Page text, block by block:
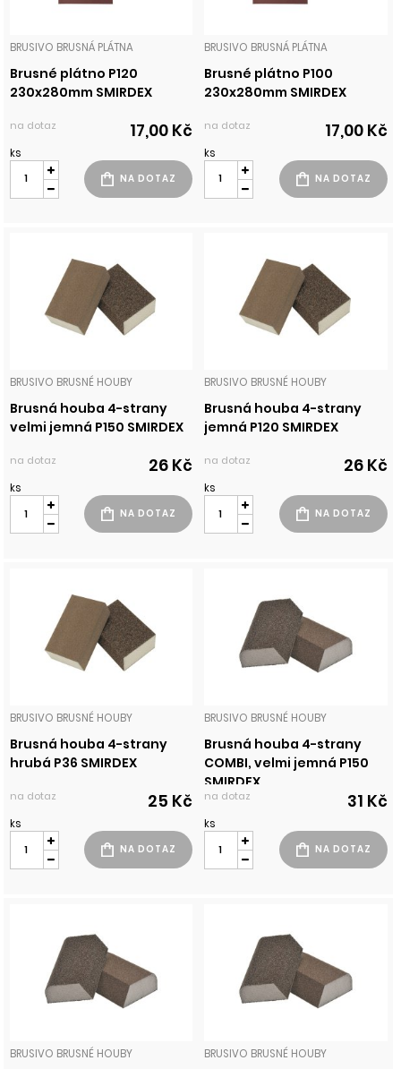
BRUSIVO BRUSNÁ PLÁTNA
Brusné plátno P120
230x280mm SMIRDEX
na dotaz 17,00 Kč
ks
BRUSIVO BRUSNÁ PLÁTNA
Brusné plátno P100
230x280mm SMIRDEX
na dotaz 17,00 Kč
ks
BRUSIVO BRUSNÉ HOUBY
Brusná houba 4-strany
velmi jemná P150 SMIRDEX
na dotaz 26 Kč
ks
BRUSIVO BRUSNÉ HOUBY
Brusná houba 4-strany
jemná P120 SMIRDEX
na dotaz 26 Kč
ks
BRUSIVO BRUSNÉ HOUBY
Brusná houba 4-strany
hrubá P36 SMIRDEX
na dotaz 25 Kč
ks
BRUSIVO BRUSNÉ HOUBY
Brusná houba 4-strany
COMBI, velmi jemná P150
SMIRDEX
na dotaz 31 Kč
ks
BRUSIVO BRUSNÉ HOUBY BRUSIVO BRUSNÉ HOUBY